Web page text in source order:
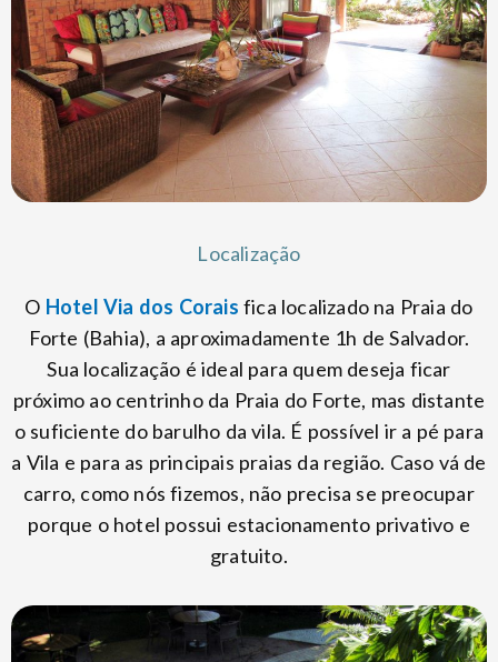
Localização
O Hotel Via dos Corais fica localizado na Praia do
Forte (Bahia), a aproximadamente 1h de Salvador.
Sua localização é ideal para quem deseja ficar
próximo ao centrinho da Praia do Forte, mas distante
o suficiente do barulho da vila. É possível ir a pé para
a Vila e para as principais praias da região. Caso vá de
carro, como nós fizemos, não precisa se preocupar
porque o hotel possui estacionamento privativo e
gratuito.